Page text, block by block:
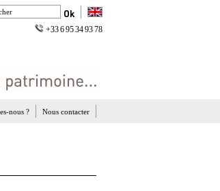
+33 6 95 34 93 78
Nous contacter
nous ?